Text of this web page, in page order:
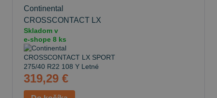
Continental
CROSSCONTACT LX
SPORT 275/40 R22 108 Y
Letné
Skladom v
e-shope 8 ks
319,29 €